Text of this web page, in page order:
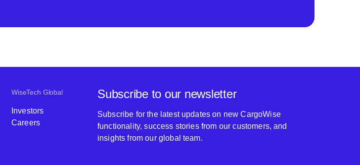
WiseTech Global
Investors
Careers
Subscribe to our newsletter
Subscribe for the latest updates on new CargoWise
functionality, success stories from our customers, and
insights from our global team.